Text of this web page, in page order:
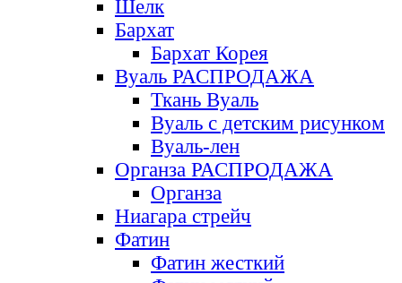
Шелк
Бархат
Бархат Корея
Вуаль РАСПРОДАЖА
Ткань Вуаль
Вуаль с детским рисунком
Вуаль-лен
Органза РАСПРОДАЖА
Органза
Ниагара стрейч
Фатин
Фатин жесткий